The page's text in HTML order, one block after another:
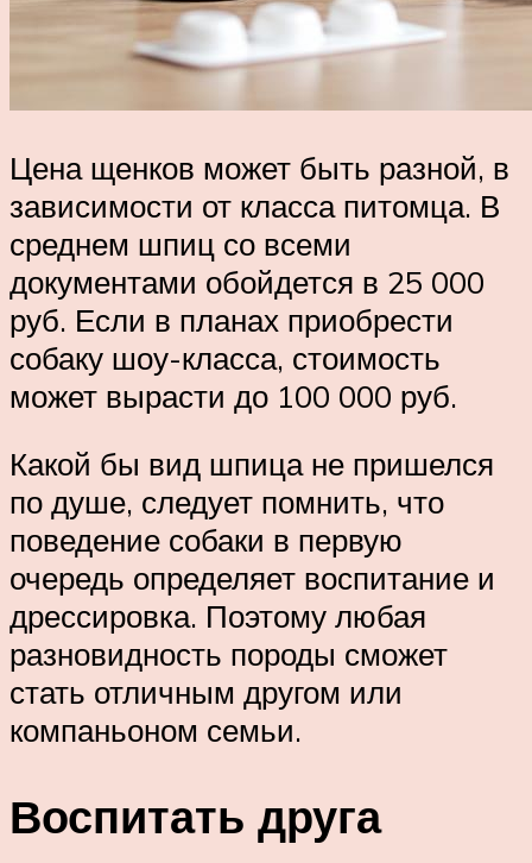
Цена щенков может быть разной, в
зависимости от класса питомца. В
среднем шпиц со всеми
документами обойдется в 25 000
руб. Если в планах приобрести
собаку шоу-класса, стоимость
может вырасти до 100 000 руб.
Какой бы вид шпица не пришелся
по душе, следует помнить, что
поведение собаки в первую
очередь определяет воспитание и
дрессировка. Поэтому любая
разновидность породы сможет
стать отличным другом или
компаньоном семьи.
Воспитать друга